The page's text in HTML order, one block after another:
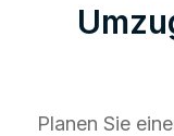
Planen Sie